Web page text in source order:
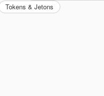
Tokens & Jetons